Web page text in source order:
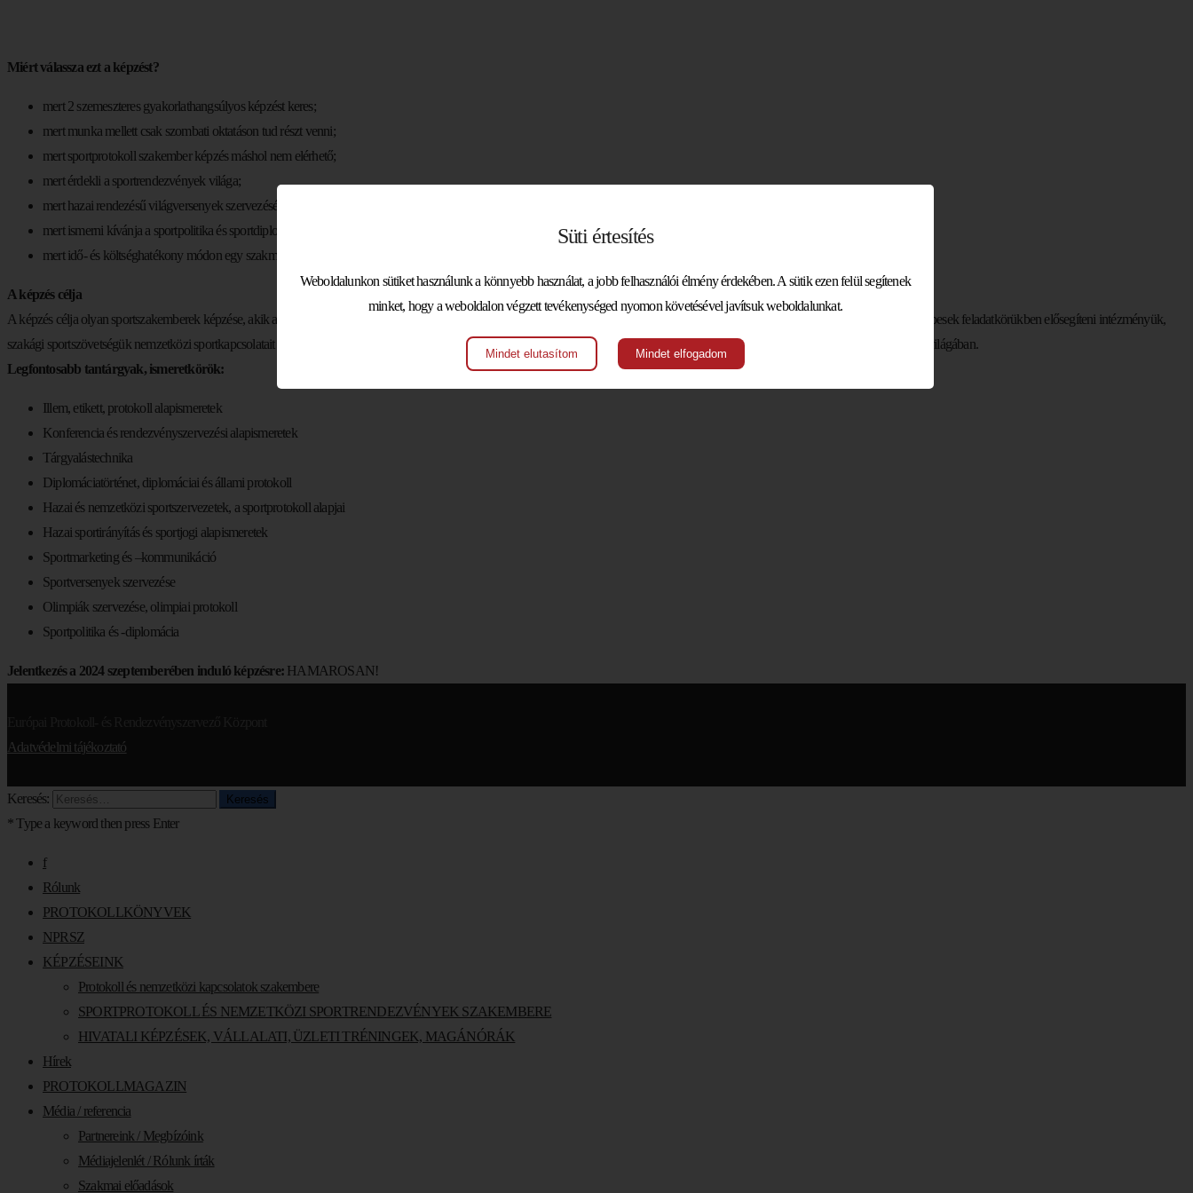
Miért válassza ezt a képzést?
mert 2 szemeszteres gyakorlathangsúlyos képzést keres;
mert munka mellett csak szombati oktatáson tud részt venni;
mert sportprotokoll szakember képzés máshol nem elérhető;
mert érdekli a sportrendezvények világa;
mert hazai rendezésű világversenyek szervezésében kíván elhelyezkedni;
mert ismerni kívánja a sportpolitika és sportdiplomácia világát;
mert idő- és költséghatékony módon egy szakmai ismeretekre fókuszáló kurzust szeretne elvégezni.
A képzés célja
A képzés célja olyan sportszakemberek képzése, akik a legfontosabb hazai és nemzetközi sportpolitikai, gazdasági, sportjogi ismereteik birtokában a klasszikus protokoll előírásait ismerve képesek feladatkörükben elősegíteni intézményük,
szakági sportszövetségük nemzetközi sportkapcsolatait mind az állami és a versenyszférában, így jól képzett, gyakorlati tudás birtokában álló szakmai utánpótlást jelentenek a sportszervezés világában.
Legfontosabb tantárgyak, ismeretkörök:
Illem, etikett, protokoll alapismeretek
Konferencia és rendezvényszervezési alapismeretek
Tárgyalástechnika
Diplomáciatörténet, diplomáciai és állami protokoll
Hazai és nemzetközi sportszervezetek, a sportprotokoll alapjai
Hazai sportirányítás és sportjogi alapismeretek
Sportmarketing és –kommunikáció
Sportversenyek szervezése
Olimpiák szervezése, olimpiai protokoll
Sportpolitika és -diplomácia
Jelentkezés a 2024 szeptemberében induló képzésre: HAMAROSAN!
Adatvédelmi tájékoztató
Keresés:
* Type a keyword then press Enter
f
Rólunk
PROTOKOLLKÖNYVEK
NPRSZ
KÉPZÉSEINK
Protokoll és nemzetközi kapcsolatok szakembere
SPORTPROTOKOLL ÉS NEMZETKÖZI SPORTRENDEZVÉNYEK SZAKEMBERE
HIVATALI KÉPZÉSEK, VÁLLALATI, ÜZLETI TRÉNINGEK, MAGÁNÓRÁK
Hírek
PROTOKOLLMAGAZIN
Média / referencia
Partnereink / Megbízóink
Médiajelenlét / Rólunk írták
Szakmai előadások
Süti értesítés
Weboldalunkon sütiket használunk a könnyebb használat, a jobb felhasználói élmény érdekében. A sütik ezen felül segítenek
minket, hogy a weboldalon végzett tevékenységed nyomon követésével javítsuk weboldalunkat.
Mindet elutasítom Mindet elfogadom